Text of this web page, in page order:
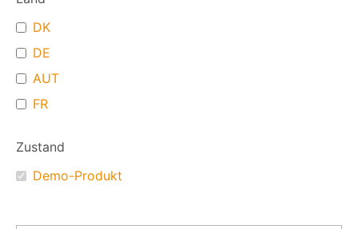
DK
DE
AUT
FR
Zustand
Demo-Produkt